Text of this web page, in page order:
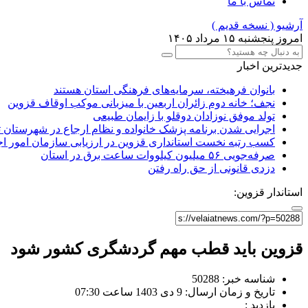
آرشیو ( نسخه قدیم )
امروز پنجشنبه ۱۵ مرداد ۱۴۰۵
جدیدترین اخبار
بانوان فرهیخته، سرمایه‌های فرهنگی استان هستند
نجف؛ خانه دوم زائران اربعین با میزبانی موکب اوقاف قزوین
تولد موفق نوزادان دوقلو با زایمان طبیعی
اجرایی شدن برنامه پزشک خانواده و نظام ارجاع در شهرستان
کسب رتبه نخست استانداری قزوین در ارزیابی سازمان امور
صرفه‌جویی ۵۶ میلیون کیلووات‌ ساعت برق در استان
دزدی قانونی از حق راه رفتن
استاندار قزوین:
قزوین باید قطب مهم گردشگری کشور شود
شناسه خبر: 50288
تاریخ و زمان ارسال: 9 دی 1403 ساعت 07:30
بازدید :